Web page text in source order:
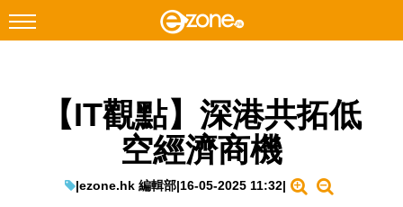
Facebook Instagram
網絡生活
【IT觀點】深港共拓低
空經濟商機
|ezone.hk 編輯部|16-05-2025 11:32|